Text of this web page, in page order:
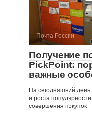
Почта России
Получение
PickPoint:
важные
На сегодняшний день
и роста
совершения покупок